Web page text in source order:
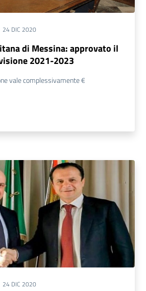
24 DIC 2020
di Messina: approvato il
2021-2023
vale complessivamente €
24 DIC 2020